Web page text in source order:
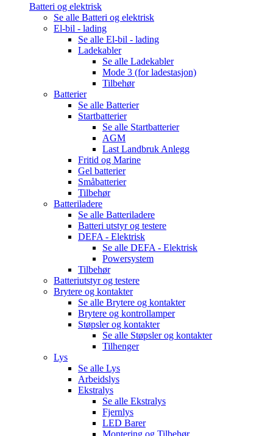
Batteri og elektrisk
Se alle Batteri og elektrisk
El-bil - lading
Se alle El-bil - lading
Ladekabler
Se alle Ladekabler
Mode 3 (for ladestasjon)
Tilbehør
Batterier
Se alle Batterier
Startbatterier
Se alle Startbatterier
AGM
Last Landbruk Anlegg
Fritid og Marine
Gel batterier
Småbatterier
Tilbehør
Batteriladere
Se alle Batteriladere
Batteri utstyr og testere
DEFA - Elektrisk
Se alle DEFA - Elektrisk
Powersystem
Tilbehør
Batteriutstyr og testere
Brytere og kontakter
Se alle Brytere og kontakter
Brytere og kontrollamper
Støpsler og kontakter
Se alle Støpsler og kontakter
Tilhenger
Lys
Se alle Lys
Arbeidslys
Ekstralys
Se alle Ekstralys
Fjernlys
LED Barer
Montering og Tilbehør